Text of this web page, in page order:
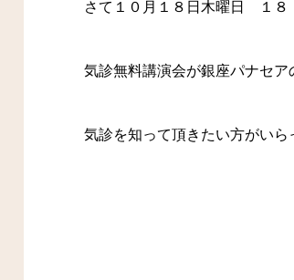
さて１０月１８日木曜日 １８
気診無料講演会が銀座パナセア
気診を知って頂きたい方がいら